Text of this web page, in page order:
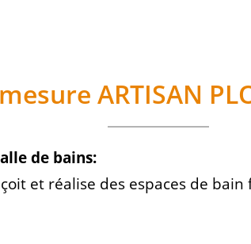
ARTISAN
de bains:
et réalise des espaces de